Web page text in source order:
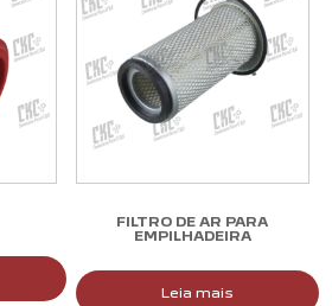
FILTRO DE AR PARA
EMPILHADEIRA
Leia mais